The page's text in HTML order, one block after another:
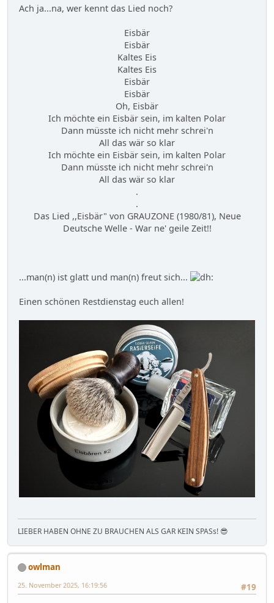
Ach ja...na, wer kennt das Lied noch?
Eisbär
Eisbär
Kaltes Eis
Kaltes Eis
Eisbär
Eisbär
Oh, Eisbär
Ich möchte ein Eisbär sein, im kalten Polar
Dann müsste ich nicht mehr schrei'n
All das wär so klar
Ich möchte ein Eisbär sein, im kalten Polar
Dann müsste ich nicht mehr schrei'n
All das wär so klar
.
.
Das Lied ,,Eisbär" von GRAUZONE (1980/81), Neue
Deutsche Welle - War ne' geile Zeit!!
...man(n) ist glatt und man(n) freut sich...
Einen schönen Restdienstag euch allen!
LIEBER HABEN OHNE ZU BRAUCHEN ALS GAR KEIN SPASs! 😎
owlman
#19
25. November 2025, 16:19:56